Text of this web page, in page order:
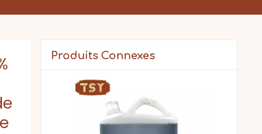
Produits Connexes